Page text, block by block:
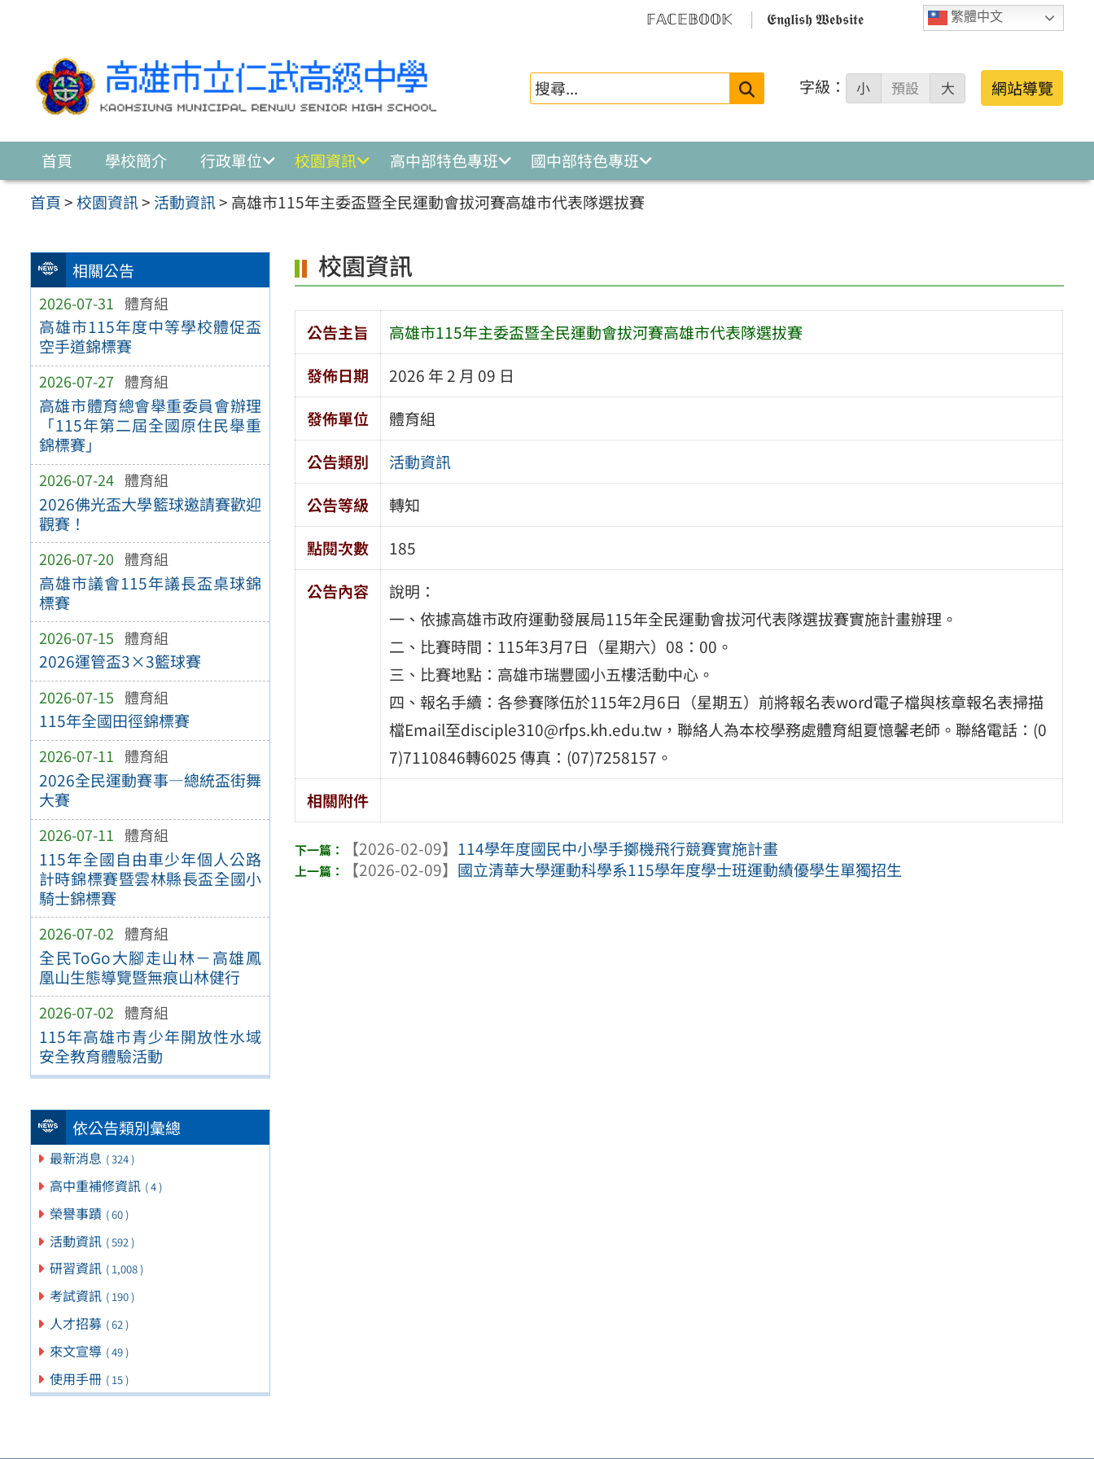
繁體中文
𝔽𝔸ℂ𝔼𝔹𝕆𝕆𝕂 𝕰𝖓𝖌𝖑𝖎𝖘𝖍 𝖂𝖊𝖇𝖘𝖎𝖙𝖊
搜
字級： 小 預設 大 網站導覽
首頁 學校簡介 行政單位 校園資訊 高中部特色專班
國中部特色專班
首頁>校園資訊> 活動資訊> 高雄市115年主委盃暨全民運動會拔河賽高雄市代表隊選拔賽
相關公告
2026-07-31 體育組
高雄市115年度中等學校體促盃
空手道錦標賽
2026-07-27 體育組
高雄市體育總會舉重委員會辦理
「115年第二屆全國原住民舉重
錦標賽」
2026-07-24 體育組
2026佛光盃大學籃球邀請賽歡迎
觀賽！
2026-07-20 體育組
高雄市議會115年議長盃桌球錦
標賽
2026-07-15 體育組
2026運管盃3×3籃球賽
2026-07-15 體育組
115年全國田徑錦標賽
2026-07-11 體育組
2026全民運動賽事—總統盃街舞
大賽
2026-07-11 體育組
115年全國自由車少年個人公路
計時錦標賽暨雲林縣長盃全國小
騎士錦標賽
2026-07-02 體育組
全民ToGo大腳走山林－高雄鳳
凰山生態導覽暨無痕山林健行
2026-07-02 體育組
115年高雄市青少年開放性水域
安全教育體驗活動
依公告類別彙總
最新消息 ( 324 )
高中重補修資訊 ( 4 )
榮譽事蹟 ( 60 )
活動資訊 ( 592 )
研習資訊 ( 1,008 )
考試資訊 ( 190 )
人才招募 ( 62 )
來文宣導 ( 49 )
使用手冊 ( 15 )
校園資訊
公告主旨
高雄市115年主委盃暨全民運動會拔河賽高雄市代表隊選拔賽
發佈日期
2026 年 2 月 09 日
發佈單位
體育組
公告類別
活動資訊
公告等級
轉知
點閱次數
185
公告內容
說明：
一、依據高雄市政府運動發展局115年全民運動會拔河代表隊選拔賽實施計畫辦理。
二、比賽時間：115年3月7日（星期六）08：00。
三、比賽地點：高雄市瑞豐國小五樓活動中心。
四、報名手續：各參賽隊伍於115年2月6日（星期五）前將報名表word電子檔與核章報名表掃描
檔Email至disciple310@rfps.kh.edu.tw，聯絡人為本校學務處體育組夏憶馨老師。聯絡電話：(0
7)7110846轉6025 傳真：(07)7258157。
相關附件
【2026-02-09】 114學年度國民中小學手擲機飛行競賽實施計畫
【2026-02-09】 國立清華大學運動科學系115學年度學士班運動績優學生單獨招生